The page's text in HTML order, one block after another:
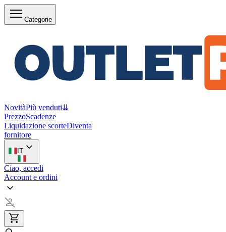
Categorie
NovitàPiù venduti⇊
PrezzoScadenze
Liquidazione scorteDiventa
fornitore
IT
Ciao, accedi
Account e ordini